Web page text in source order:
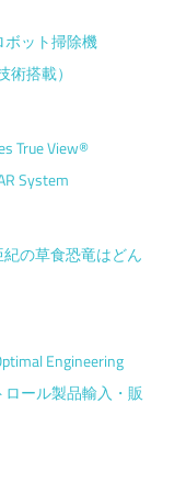
ボット掃除機
術搭載）
True View®
System
紀の草食恐竜はどん
Engineering
ール製品輸入・販